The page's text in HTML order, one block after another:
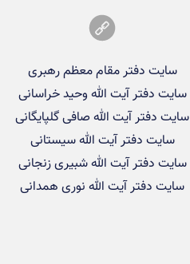
سایت دفتر مقام معظم رهبری
سایت دفتر آیت الله وحید خراسانی
سایت دفتر آیت الله صافی گلپایگانی
سایت دفتر آیت الله سیستانی
سایت دفتر آیت الله شبیری زنجانی
سایت دفتر آیت الله نوری همدانی